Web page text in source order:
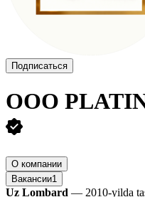
Подписаться
ООО
О компании
Вакансии1
Uz Lombard — 2010-yilda